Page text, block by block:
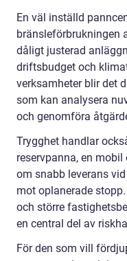
En väl inställd
bränsleförbrukningen
dåligt justerad
driftsbudget och
verksamheter blir det
som kan analysera
och genomföra
Trygghet handlar
reservpanna, en
om snabb leverans
mot oplanerade
och större
en central del av
För den som vill